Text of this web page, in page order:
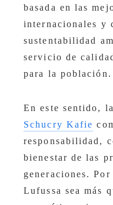
basada en las
internacionales y
sustentabilidad
servicio de
para la población.
En este sentido,
Schucry Kafie
responsabilidad,
bienestar de las
generaciones.
Lufussa sea más